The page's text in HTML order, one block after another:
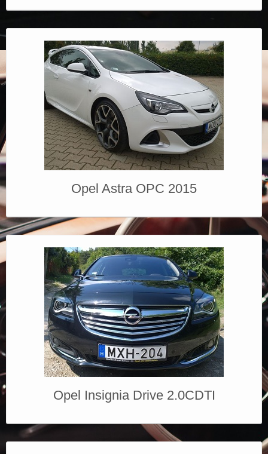
Opel Astra OPC 2015
Opel Insignia Drive 2.0CDTI